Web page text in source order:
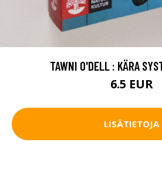
TAWNI O'DELL : KÄRA
6.5 EUR
LISÄTIETOJA